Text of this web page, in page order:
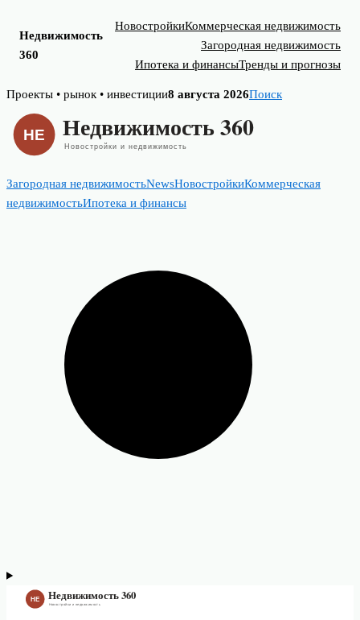
Недвижимость
360
НовостройкиКоммерческая недвижимость
Загородная недвижимость
Ипотека и финансыТренды и прогнозы
Skip
content
Проекты • рынок • инвестиции8 августа 2026Поиск
Загородная недвижимостьNewsНовостройкиКоммерческая
недвижимостьИпотека и финансы